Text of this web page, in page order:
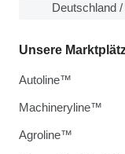
Deutschland
Unsere
Autoline™
Machineryline™
Agroline™